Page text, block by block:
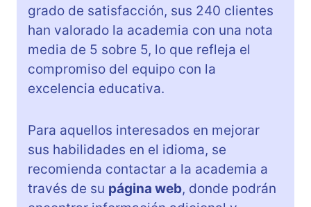
grado de satisfacción, sus 240 clientes
han valorado la academia con una nota
media de 5 sobre 5, lo que refleja el
compromiso del equipo con la
excelencia educativa.
Para aquellos interesados en mejorar
sus habilidades en el idioma, se
recomienda contactar a la academia a
través de su página web, donde podrán